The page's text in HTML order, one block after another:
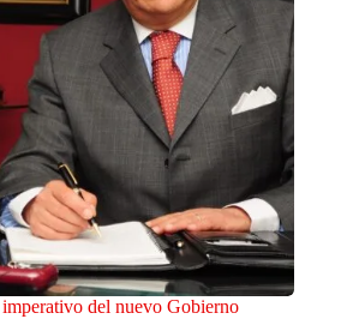
del nuevo Gobierno